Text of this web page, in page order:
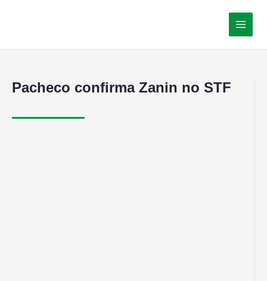
Pacheco confirma Zanin no STF